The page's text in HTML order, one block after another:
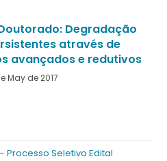
Degradação
através de
avançados e redutivos
May de 2017
Seletivo Edital